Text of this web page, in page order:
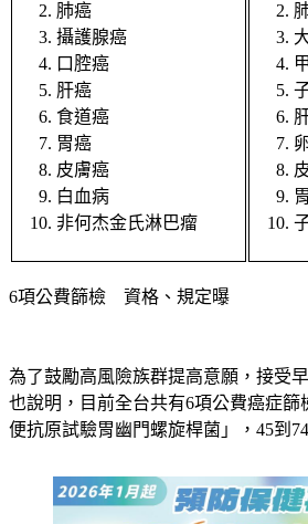
肺癌
攝護腺癌
口腔癌
肝癌
食道癌
胃癌
皮膚癌
白血病
非何杰金氏淋巴瘤
6項公費篩檢　資格、規定曝
為了鼓勵高風險族群提高意願，接受
也說明，目前全台共有6項公費癌症篩
便抗原試驗胃幽門螺旋桿菌」，45到